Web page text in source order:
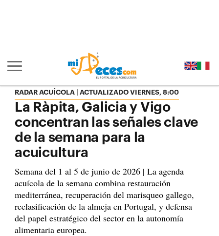
Mostrar/ocultar navegación principal
RADAR ACUÍCOLA | ACTUALIZADO VIERNES, 8:00
La Ràpita, Galicia y Vigo
concentran las señales clave
de la semana para la
acuicultura
Semana del 1 al 5 de junio de 2026 | La agenda
acuícola de la semana combina restauración
mediterránea, recuperación del marisqueo gallego,
reclasificación de la almeja en Portugal, y defensa
del papel estratégico del sector en la autonomía
alimentaria europea.